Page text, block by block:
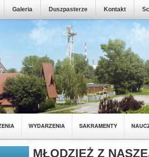
Galeria Duszpasterze Kontakt
WYDARZENIA SAKRAMENTY
WSPÓLNOTY
MŁODZIEŻ Z